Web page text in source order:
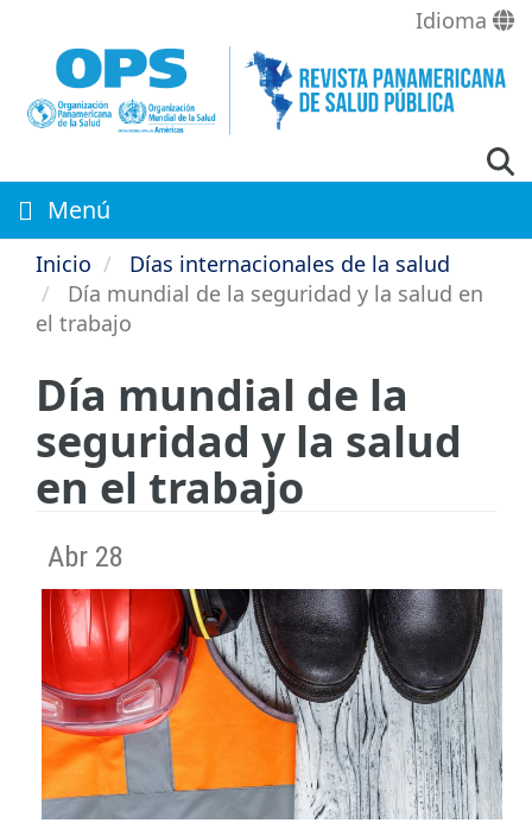
contenido
principal
Idioma
Menú
Inicio
Días internacionales de la salud
Día mundial de la seguridad y la salud en
el trabajo
Día mundial de la
seguridad y la salud
en el trabajo
Abr 28